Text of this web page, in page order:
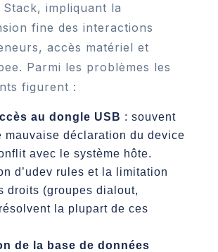
impliquant la
fine des interactions
accès matériel et
Parmi les problèmes les
figurent :
au dongle USB : souvent
mauvaise déclaration du device
avec le système hôte.
d’udev rules et la limitation
droits (groupes dialout,
la plupart de ces
de la base de données